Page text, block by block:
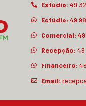
Estúdio: 49
Estúdio: 49
Comercial: 49
Recepção: 49
Financeiro:
Email: